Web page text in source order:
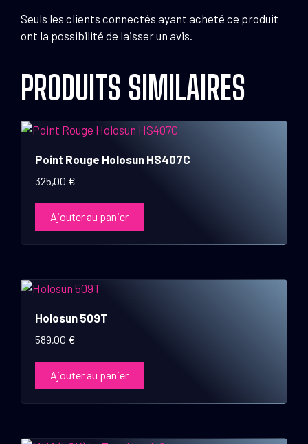
Seuls les clients connectés ayant acheté ce produit
ont la possibilité de laisser un avis.
PRODUITS SIMILAIRES
Point Rouge Holosun HS407C
325,00 €
Ajouter au panier
Holosun 509T
589,00 €
Ajouter au panier